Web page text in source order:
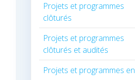
Projets et programmes
clôturés
Projets et programmes
clôturés et audités
Projets et programmes en